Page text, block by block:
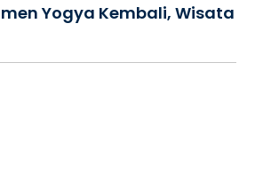
Yogya Kembali, Wisata